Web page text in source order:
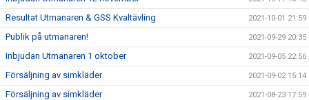
Resultat Utmanaren & GSS Kvaltävling 2021-10-01 21:59
Publik på utmanaren! 2021-09-29 20:35
Inbjudan Utmanaren 1 oktober 2021-09-05 22:56
Försäljning av simkläder 2021-09-02 15:14
Försäljning av simkläder 2021-08-23 17:59